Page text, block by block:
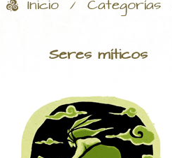
Inicio / Categorías
Seres míticos